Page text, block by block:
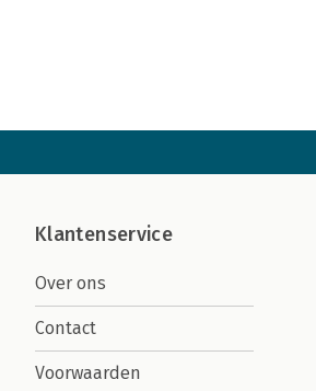
Klantenservice
Over ons
Contact
Voorwaarden